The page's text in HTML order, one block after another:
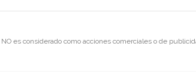
es considerado como acciones comerciales o de